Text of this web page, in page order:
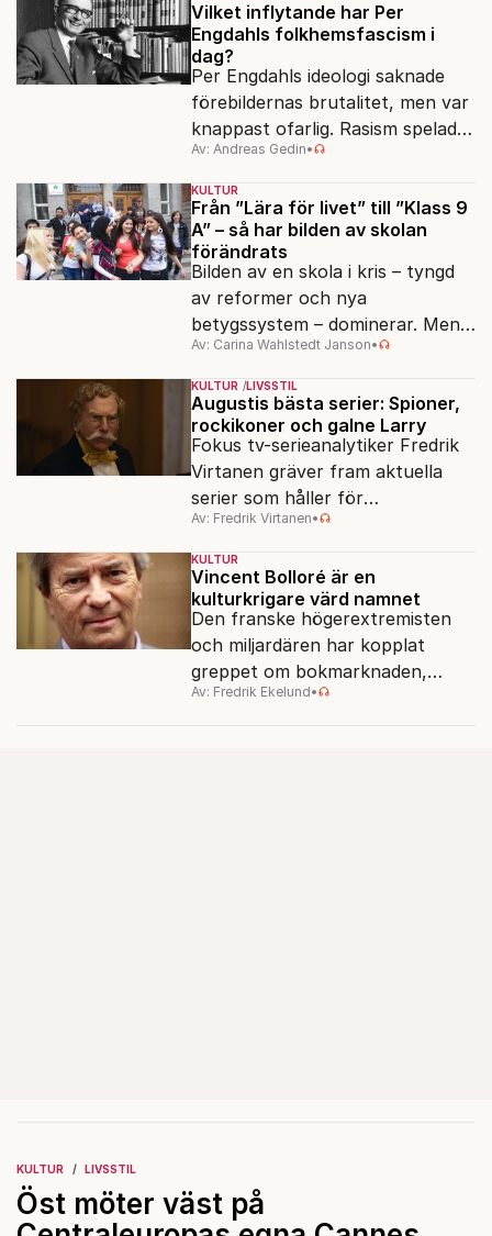
Vilket inflytande har Per
Engdahls folkhemsfascism i
dag?
Per Engdahls ideologi saknade
förebildernas brutalitet, men var
knappast ofarlig. Rasism spelades
ned i förmån för "kultur". Känns
det igen?
Av: Andreas Gedin•
KULTUR
Från ”Lära för livet” till ”Klass 9
A” – så har bilden av skolan
förändrats
Bilden av en skola i kris – tyngd
av reformer och nya
betygssystem – dominerar. Men
vem äger berättelsen om skolan?
Av: Carina Wahlstedt Janson•
KULTUR LIVSSTIL
Augustis bästa serier: Spioner,
rockikoner och galne Larry
Fokus tv-serieanalytiker Fredrik
Virtanen gräver fram aktuella
serier som håller för
augustisoffan – när
sensommarmörkret smyger sig
på och tv-utbudet blir din bästa
vän.
Av: Fredrik Virtanen•
KULTUR
Vincent Bolloré är en
kulturkrigare värd namnet
Den franske högerextremisten
och miljardären har kopplat
greppet om bokmarknaden,
filmbolag, tv- och radiokanaler.
Av: Fredrik Ekelund•
KULTUR LIVSSTIL
Öst möter väst på